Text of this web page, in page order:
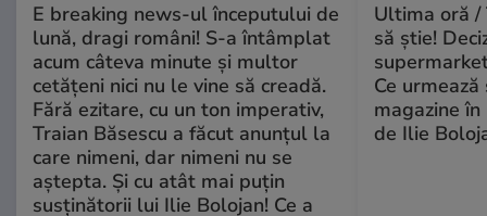
E breaking news-ul începutului de
lună, dragi români! S-a întâmplat
acum câteva minute și multor
cetățeni nici nu le vine să creadă.
Fără ezitare, cu un ton imperativ,
Traian Băsescu a făcut anunțul la
care nimeni, dar nimeni nu se
aștepta. Și cu atât mai puțin
susținătorii lui Ilie Bolojan! Ce a
Ultima oră /
să știe!
Ce
magazine
de Ilie